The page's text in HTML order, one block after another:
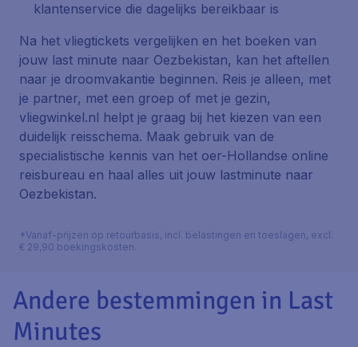
klantenservice die dagelijks bereikbaar is
Na het vliegtickets vergelijken en het boeken van
jouw last minute naar Oezbekistan, kan het aftellen
naar je droomvakantie beginnen. Reis je alleen, met
je partner, met een groep of met je gezin,
vliegwinkel.nl helpt je graag bij het kiezen van een
duidelijk reisschema. Maak gebruik van de
specialistische kennis van het oer-Hollandse online
reisbureau en haal alles uit jouw lastminute naar
Oezbekistan.
*Vanaf-prijzen op retourbasis, incl. belastingen en toeslagen, excl.
€ 29,90 boekingskosten.
Andere bestemmingen in Last
Minutes